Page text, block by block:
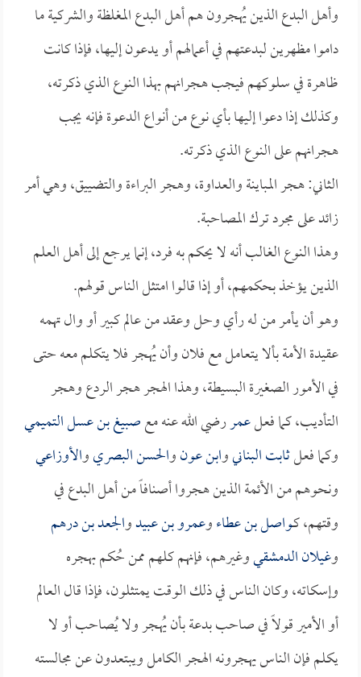
وأهل البدع الذين يُهجرون هم أهل البدع المغلظة والشركية ما
داموا مظهرين لبدعتهم في أعمالهم أو يدعون إليها، فإذا كانت
ظاهرة في سلوكهم فيجب هجرانهم بهذا النوع الذي ذكرته،
وكذلك إذا دعوا إليها بأي نوع من أنواع الدعوة فإنه يجب
هجرانهم على النوع الذي ذكرته.
الثاني: هجر المباينة والعداوة، وهجر البراءة والتضييق، وهي أمر
زائد على مجرد ترك المصاحبة.
وهذا النوع الغالب أنه لا يحكم به فرد، إنما يرجع إلى أهل العلم
الذين يؤخذ بحكمهم، أو إذا قالوا امتثل الناس قولهم.
وهو أن يأمر من له رأي وحل وعقد من عالم كبير أو وال تهمه
عقيدة الأمة بألا يتعامل مع فلان وأن يُهجر فلا يتكلم معه حتى
في الأمور الصغيرة البسيطة، وهذا الهجر هجر الردع وهجر
التأديب، كما فعلعمررضي الله عنه معصبيغ بن عسل التميمي
وكما فعلثابت البنانيوابن عونوالحسن البصريوالأوزاعي
ونحوهم من الأئمة الذين هجروا أصنافاً من أهل البدع في
وقتهم، كـواصل بن عطاءوعمرو بن عبيدوالجعد بن درهم
وغيلان الدمشقيوغيرهم، فإنهم كلهم ممن حُكم بهجره
وإسكاته، وكان الناس في ذلك الوقت يمتثلون، فإذا قال العالم
أو الأمير قولاً في صاحب بدعة بأن يُهجر ولا يُصاحب أو لا
يكلم فإن الناس يهجرونه الهجر الكامل ويبتعدون عن مجالسته